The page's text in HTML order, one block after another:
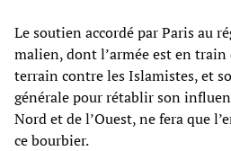
Le soutien accordé par Paris au
malien, dont l’armée est en train
terrain contre les Islamistes, et
générale pour rétablir son
Nord et de l’Ouest, ne fera que
ce bourbier.